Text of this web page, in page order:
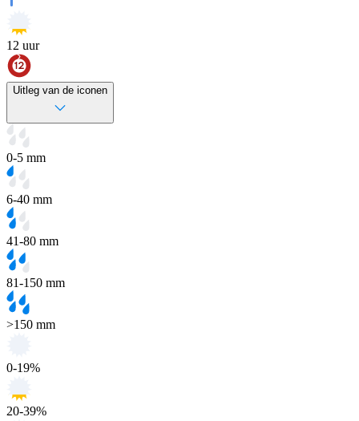
12 uur
Uitleg van de iconen
0-5 mm
6-40 mm
41-80 mm
81-150 mm
>150 mm
0-19%
20-39%